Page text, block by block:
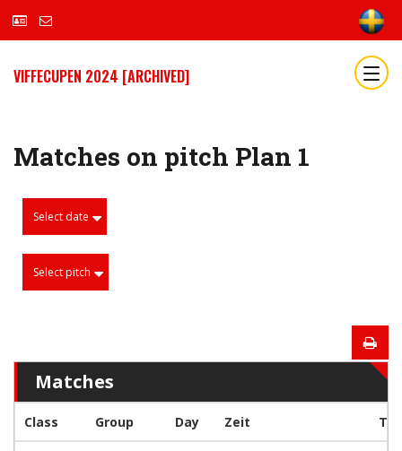
VIFFECUPEN 2024 [ARCHIVED]
Matches on pitch Plan 1
Select date
Select pitch
Matches
Class Group Day Zeit